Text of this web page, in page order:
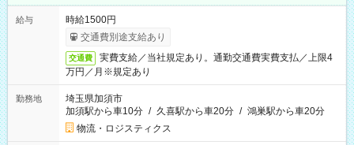
給与
時給1500円
交通費別途支給あり
交通費
実費支給／当社規定あり。通勤交通費実費支払／上限4
万円／月※規定あり
勤務地
埼玉県加須市
加須駅から車10分 / 久喜駅から車20分 / 鴻巣駅から車20分
物流・ロジスティクス